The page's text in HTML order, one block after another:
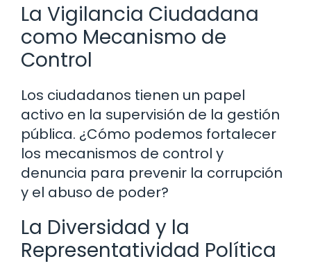
La Vigilancia Ciudadana
como Mecanismo de
Control
Los ciudadanos tienen un papel
activo en la supervisión de la gestión
pública. ¿Cómo podemos fortalecer
los mecanismos de control y
denuncia para prevenir la corrupción
y el abuso de poder?
La Diversidad y la
Representatividad Política